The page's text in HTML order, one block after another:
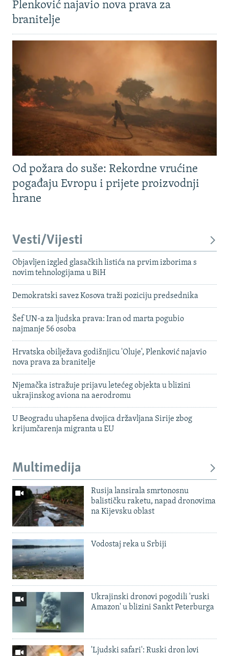
Plenković najavio nova prava za
branitelje
Od požara do suše: Rekordne vrućine
pogađaju Evropu i prijete proizvodnji
hrane
Vesti/Vijesti
Objavljen izgled glasačkih listića na prvim izborima s
novim tehnologijama u BiH
Demokratski savez Kosova traži poziciju predsednika
Šef UN-a za ljudska prava: Iran od marta pogubio
najmanje 56 osoba
Hrvatska obilježava godišnjicu 'Oluje', Plenković najavio
nova prava za branitelje
Njemačka istražuje prijavu letećeg objekta u blizini
ukrajinskog aviona na aerodromu
U Beogradu uhapšena dvojica državljana Sirije zbog
krijumčarenja migranta u EU
Multimedija
Rusija lansirala smrtonosnu
balističku raketu, napad dronovima
na Kijevsku oblast
Vodostaj reka u Srbiji
Ukrajinski dronovi pogodili 'ruski
Amazon' u blizini Sankt Peterburga
'Ljudski safari': Ruski dron lovi